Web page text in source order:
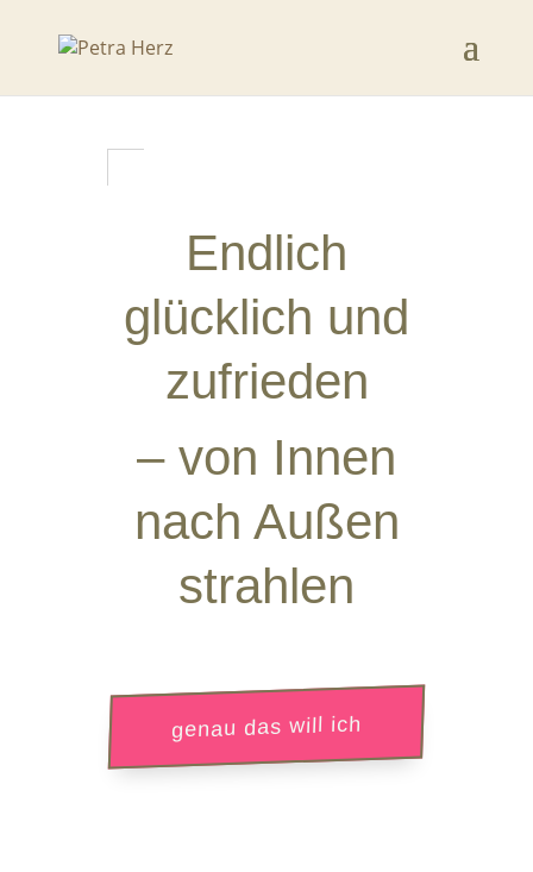
Endlich
glücklich und
zufrieden
– von Innen
nach Außen
strahlen
genau das will ich